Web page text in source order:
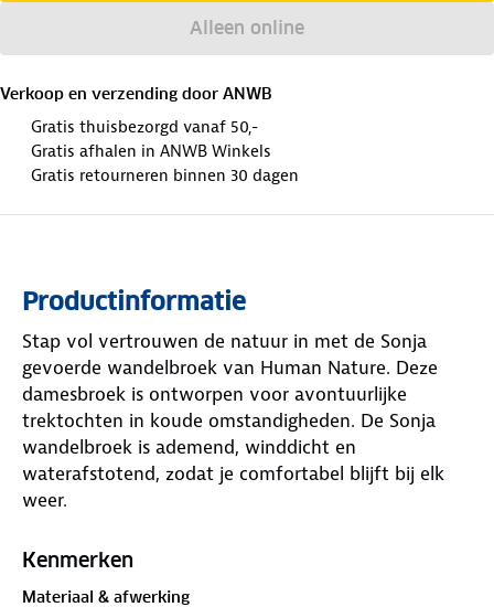
Alleen online
Verkoop en verzending door ANWB
Gratis thuisbezorgd vanaf 50,-
Gratis afhalen in ANWB Winkels
Gratis retourneren binnen 30 dagen
Productinformatie
Stap vol vertrouwen de natuur in met de Sonja
gevoerde wandelbroek van Human Nature. Deze
damesbroek is ontworpen voor avontuurlijke
trektochten in koude omstandigheden. De Sonja
wandelbroek is ademend, winddicht en
waterafstotend, zodat je comfortabel blijft bij elk
weer.
Maar er is meer! De wandelbroek heeft een handig
Kenmerken
Materiaal & afwerking